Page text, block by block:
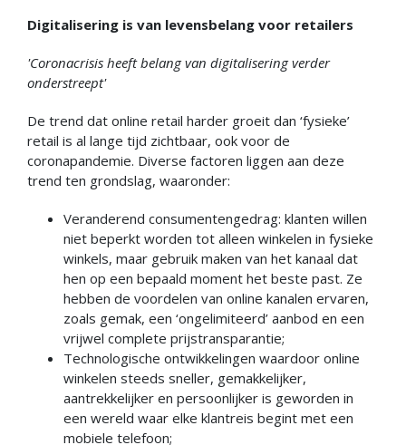
Digitalisering is van levensbelang voor retailers
'Coronacrisis heeft belang van digitalisering verder
onderstreept'
De trend dat online retail harder groeit dan ‘fysieke’
retail is al lange tijd zichtbaar, ook voor de
coronapandemie. Diverse factoren liggen aan deze
trend ten grondslag, waaronder:
Veranderend consumentengedrag: klanten willen
niet beperkt worden tot alleen winkelen in fysieke
winkels, maar gebruik maken van het kanaal dat
hen op een bepaald moment het beste past. Ze
hebben de voordelen van online kanalen ervaren,
zoals gemak, een ‘ongelimiteerd’ aanbod en een
vrijwel complete prijstransparantie;
Technologische ontwikkelingen waardoor online
winkelen steeds sneller, gemakkelijker,
aantrekkelijker en persoonlijker is geworden in
een wereld waar elke klantreis begint met een
mobiele telefoon;